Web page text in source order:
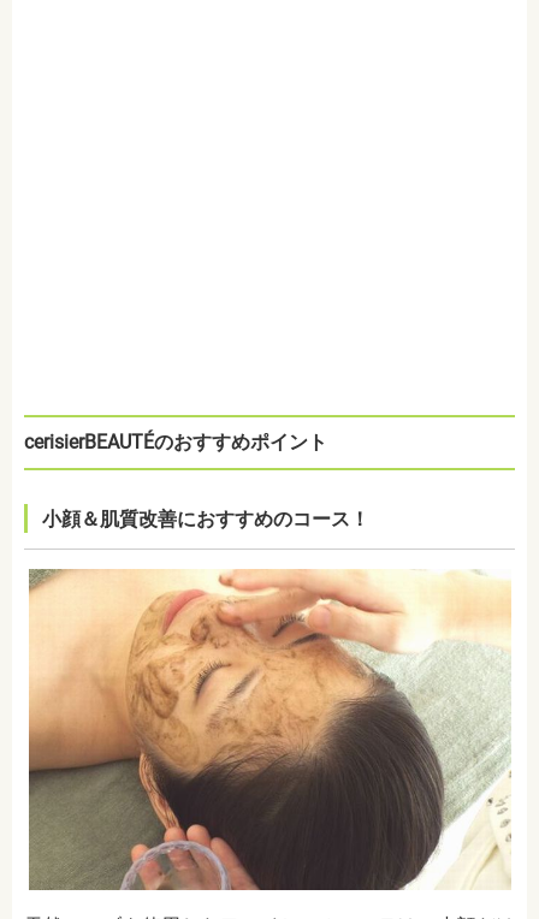
cerisierBEAUTÉのおすすめポイント
小顔＆肌質改善におすすめのコース！